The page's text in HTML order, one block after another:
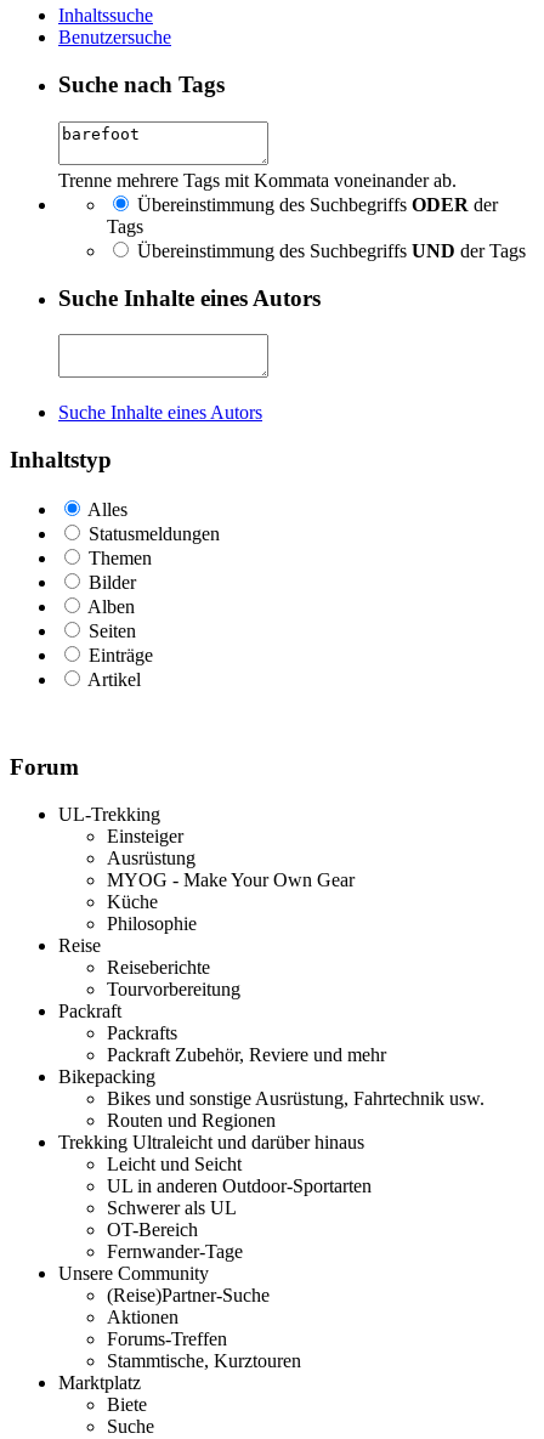
Inhaltssuche
Benutzersuche
Suche nach Tags
Trenne mehrere Tags mit Kommata voneinander ab.
Übereinstimmung des Suchbegriffs ODER der
Tags
Übereinstimmung des Suchbegriffs UND der Tags
Suche Inhalte eines Autors
Suche Inhalte eines Autors
Inhaltstyp
Alles
Statusmeldungen
Themen
Bilder
Alben
Seiten
Einträge
Artikel
Forum
UL-Trekking
Einsteiger
Ausrüstung
MYOG - Make Your Own Gear
Küche
Philosophie
Reise
Reiseberichte
Tourvorbereitung
Packraft
Packrafts
Packraft Zubehör, Reviere und mehr
Bikepacking
Bikes und sonstige Ausrüstung, Fahrtechnik usw.
Routen und Regionen
Trekking Ultraleicht und darüber hinaus
Leicht und Seicht
UL in anderen Outdoor-Sportarten
Schwerer als UL
OT-Bereich
Fernwander-Tage
Unsere Community
(Reise)Partner-Suche
Aktionen
Forums-Treffen
Stammtische, Kurztouren
Marktplatz
Biete
Suche